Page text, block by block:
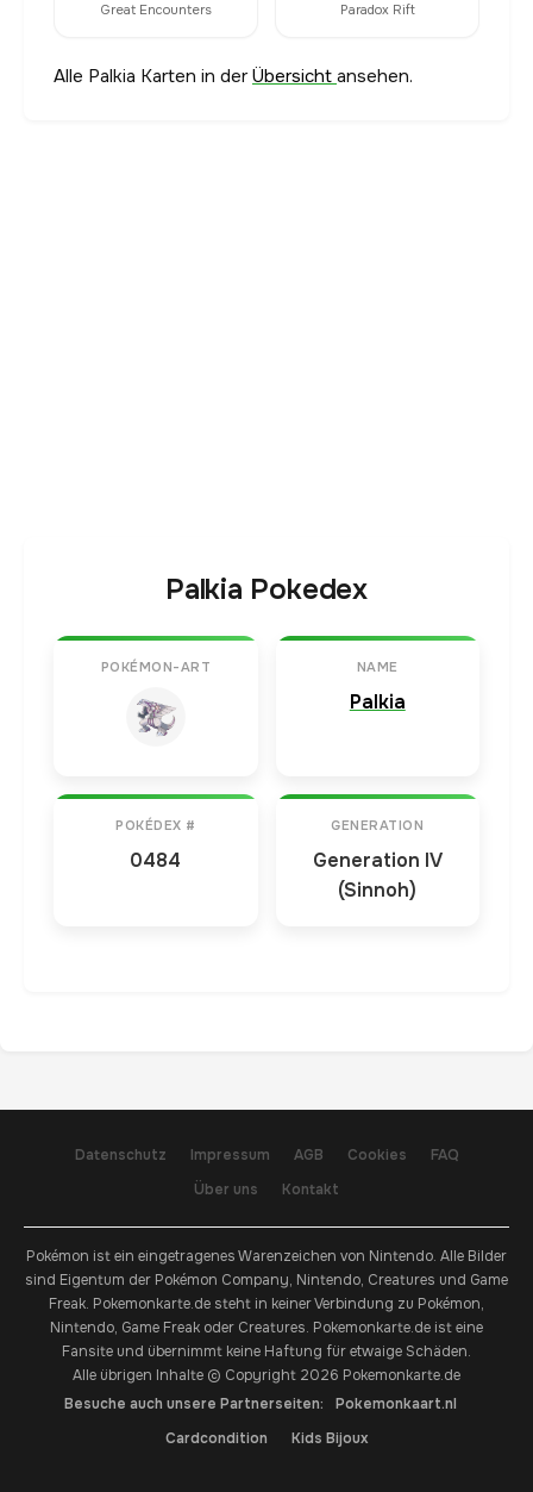
Great Encounters Paradox Rift
Alle Palkia Karten in derÜbersicht ansehen.
Palkia Pokedex
POKÉMON-ART NAME
Palkia
POKÉDEX #
0484
GENERATION
Generation IV
(Sinnoh)
Datenschutz Impressum AGB Cookies
FAQ
Über uns
Kontakt
Pokémon ist ein eingetragenes Warenzeichen von Nintendo. Alle Bilder
sind Eigentum der Pokémon Company, Nintendo, Creatures und Game
Freak. Pokemonkarte.de steht in keiner Verbindung zu Pokémon,
Nintendo, Game Freak oder Creatures. Pokemonkarte.de ist eine
Fansite und übernimmt keine Haftung für etwaige Schäden.
Alle übrigen Inhalte © Copyright 2026 Pokemonkarte.de
Besuche auch unsere Partnerseiten:
Pokemonkaart.nl
Cardcondition
Kids Bijoux